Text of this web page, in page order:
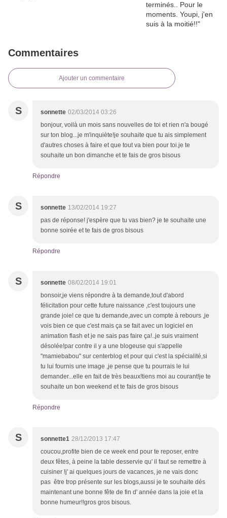
Commentaires
Ajouter un commentaire
S sonnette 02/03/2014 03:26
bonjour, voilà un mois sans nouvelles de toi et rien n'a bougé
sur ton blog...je m'inquiète!je souhaite que tu ais simplement
d'autres choses à faire et que tout va bien pour toi.je te
souhaite un bon dimanche et te fais de gros bisous
Répondre
S sonnette 13/02/2014 19:27
pas de réponse! j'espère que tu vas bien? je te souhaite une
bonne soirée et te fais de gros bisous
Répondre
S sonnette 08/02/2014 19:01
bonsoir,je viens répondre à ta demande,tout d'abord
félicitation pour cette future naissance ,c'est toujours une
grande joie! ce que tu demande,avec un compte à rebours ,je
vois bien ce que c'est mais ça se fait avec un logiciel en
animation flash et je ne sais pas faire ça!..je suis vraiment
désolée!par contre il y a une blogeuse qui s'appelle
"mamiebabou" sur centerblog et pour qui c'est la spécialité,si
tu lui fournis une image ,je pense que tu pourrais le lui
demander...elle en fait de très beaux!tiens moi au courant!je te
souhaite un bon weekend et te fais de gros bisous
Répondre
S sonnette1 28/12/2013 17:47
coucou,profite bien de ce week end pour te reposer, entre
deux fêtes, à peine la table desservie qu' il faut se remettre à
cuisiner !j' ai quelques jours de vacances, je ne vais donc
pas être trop présente sur les blogs,aussi je te souhaite dés
maintenant une bonne fête de fin d' année dans la joie et la
bonne humeur!!gros gros bisous.